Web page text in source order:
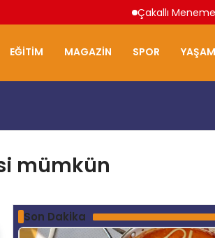
Çakallı Menemeni
EĞITIM MAGAZIN SPOR YAŞAM
mümkün
Son Dakika